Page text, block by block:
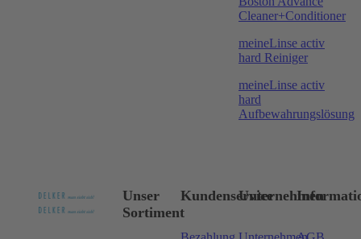
Cleaner+Conditioner
meineLinse activ
hard Reiniger
meineLinse activ
hard
Aufbewahrungslösung
Unser
Sortiment
KundenserviceUnternehmen